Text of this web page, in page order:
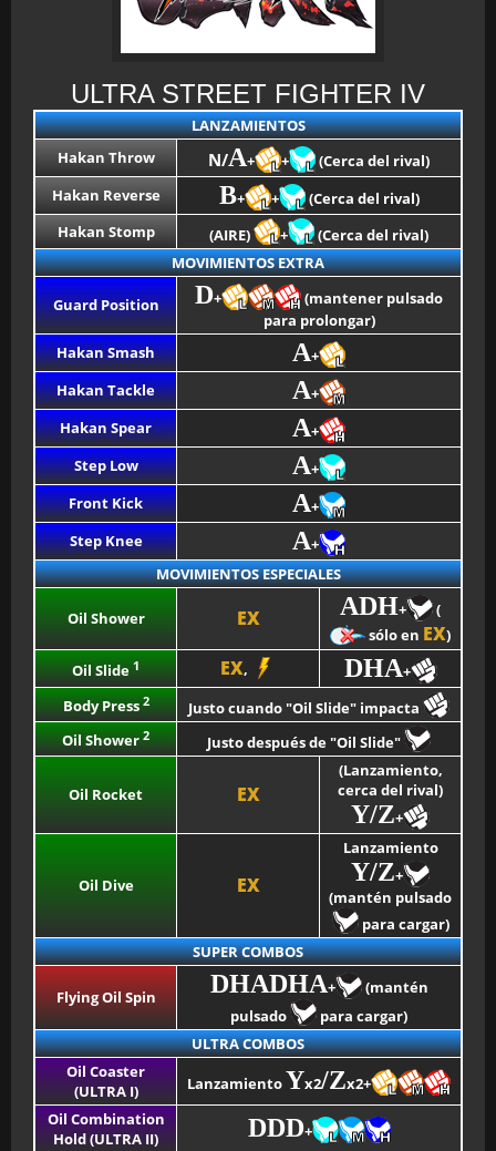
ULTRA STREET FIGHTER IV
LANZAMIENTOS
Hakan Throw
N/A+ +
(Cerca del rival)
Hakan Reverse
B+ +
(Cerca del rival)
Hakan Stomp
(AIRE) +
(Cerca del rival)
MOVIMIENTOS EXTRA
Guard Position D+
(mantener pulsado
para prolongar)
Hakan Smash
A+
Hakan Tackle
A+
Hakan Spear
A+
Step Low
A+
Front Kick
A+
Step Knee
A+
MOVIMIENTOS ESPECIALES
Oil Shower EX ADH+
(
sólo en EX)
Oil Slide1 EX, DHA+
Body Press2
Justo cuando "Oil Slide" impacta
Oil Shower2 Justo después de "Oil Slide"
Oil Rocket EX
(Lanzamiento,
cerca del rival)
Y/Z+
Oil Dive EX
Lanzamiento
Y/Z+
(mantén pulsado
para cargar)
SUPER COMBOS
Flying Oil Spin DHADHA+
(mantén
pulsado
para cargar)
ULTRA COMBOS
Oil Coaster
(ULTRA I)
LanzamientoYx2/Zx2+
Oil Combination
Hold (ULTRA II)
DDD+